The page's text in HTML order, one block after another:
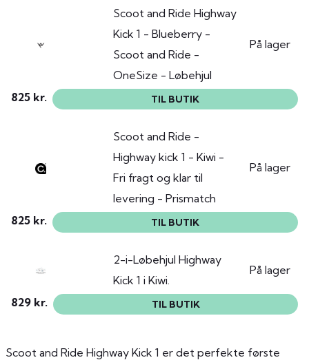
Scoot and Ride Highway
Kick 1 - Blueberry -
Scoot and Ride -
OneSize - Løbehjul
På lager
825 kr. TIL BUTIK
Scoot and Ride -
Highway kick 1 - Kiwi -
Fri fragt og klar til
levering - Prismatch
På lager
825 kr. TIL BUTIK
2-i-Løbehjul Highway
Kick 1 i Kiwi.
På lager
829 kr. TIL BUTIK
Scoot and Ride Highway Kick 1 er det perfekte første